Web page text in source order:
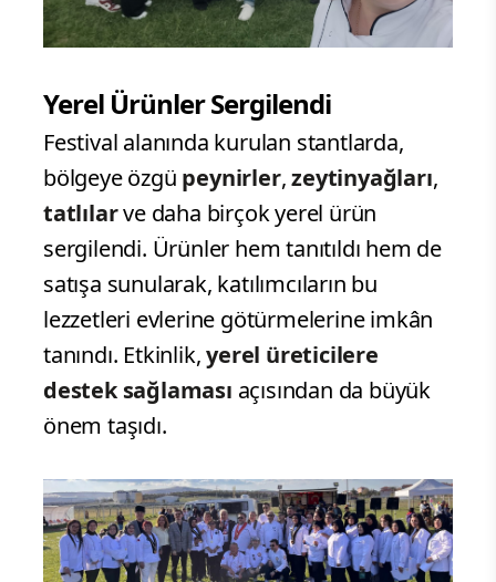
Yerel Ürünler Sergilendi
Festival alanında kurulan stantlarda,
bölgeye özgü peynirler,zeytinyağları,
tatlılarve daha birçok yerel ürün
sergilendi. Ürünler hem tanıtıldı hem de
satışa sunularak, katılımcıların bu
lezzetleri evlerine götürmelerine imkân
tanındı. Etkinlik,yerel üreticilere
destek sağlaması açısından da büyük
önem taşıdı.